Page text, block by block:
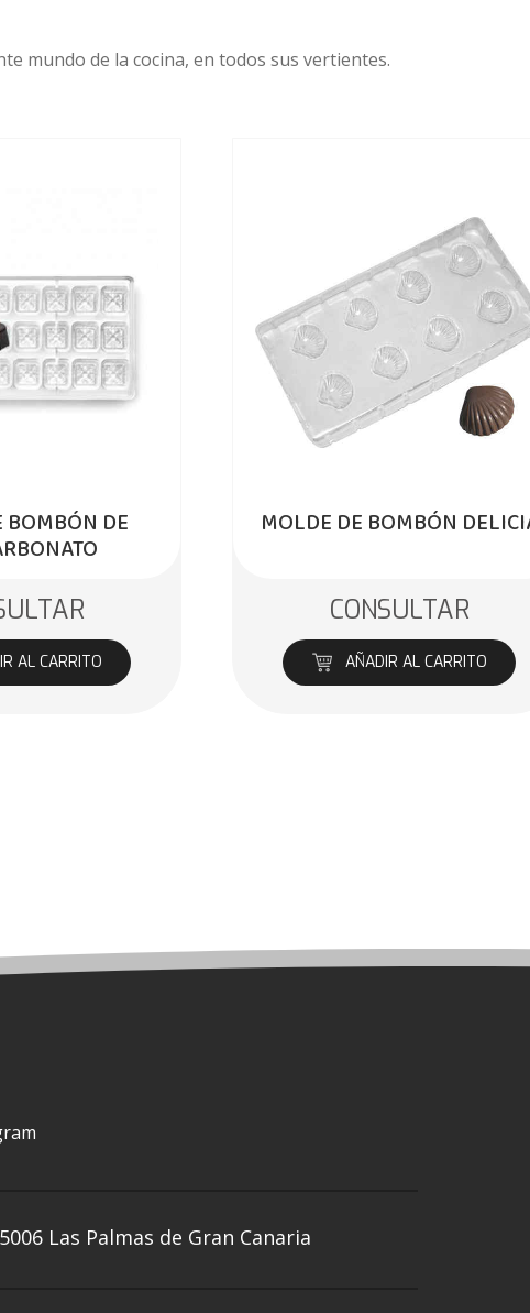
mundo de la cocina, en todos sus vertientes.
BOMBÓN DE
AL CARRITO
MOLDE DE BOMBÓN
CONSULTAR
AÑADIR AL CARRITO
Las Palmas de Gran Canaria